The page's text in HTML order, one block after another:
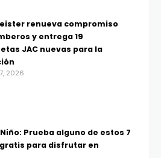
renueva compromiso
y entrega 19
JAC nuevas para la
2026
Prueba alguno de estos 7
para disfrutar en